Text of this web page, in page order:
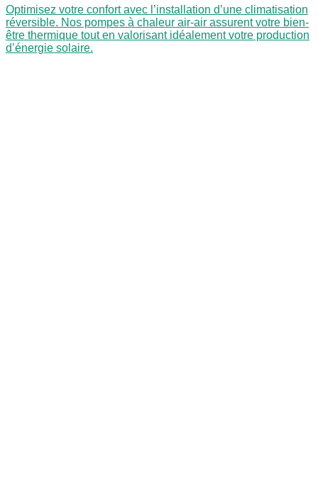
Optimisez votre confort avec l’installation d’une climatisation
réversible. Nos pompes à chaleur air-air assurent votre bien-
être thermique tout en valorisant idéalement votre production
d’énergie solaire.